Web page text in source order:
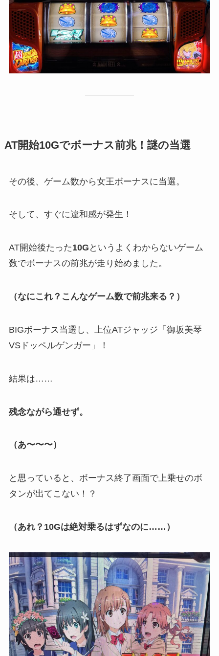
AT開始10Gでボーナス前兆！謎の当選
その後、ゲーム数から女王ボーナスに当選。
そして、すぐに違和感が発生！
AT開始後たった10G というよくわからないゲーム
数でボーナスの前兆が走り始めました。
（なにこれ？こんなゲーム数で前兆来る？）
BIGボーナス当選し、上位ATジャッジ「御坂美琴
VSドッペルゲンガー」！
結果は……
残念ながら通せず。
（あ〜〜〜）
と思っていると、ボーナス終了画面で上乗せのボ
タンが出てこない！？
（あれ？10Gは絶対乗るはずなのに……）